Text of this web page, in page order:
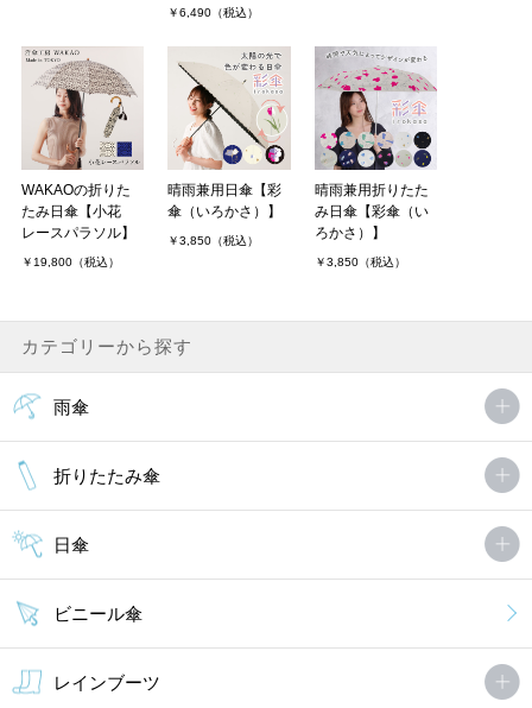
￥6,490（税込）
WAKAOの折りた
たみ日傘【小花
レースパラソル】
￥19,800（税込）
晴雨兼用日傘【彩
傘（いろかさ）】
￥3,850（税込）
晴雨兼用折りたた
み日傘【彩傘（い
ろかさ）】
￥3,850（税込）
カテゴリーから探す
雨傘
折りたたみ傘
日傘
ビニール傘
レインブーツ